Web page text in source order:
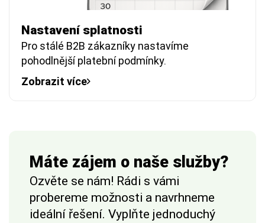
Nastavení splatnosti
Pro stálé B2B zákazníky nastavíme
pohodlnější platební podmínky.
Zobrazit více
Máte zájem o naše služby?
Ozvěte se nám! Rádi s vámi
probereme možnosti a navrhneme
ideální řešení. Vyplňte jednoduchý